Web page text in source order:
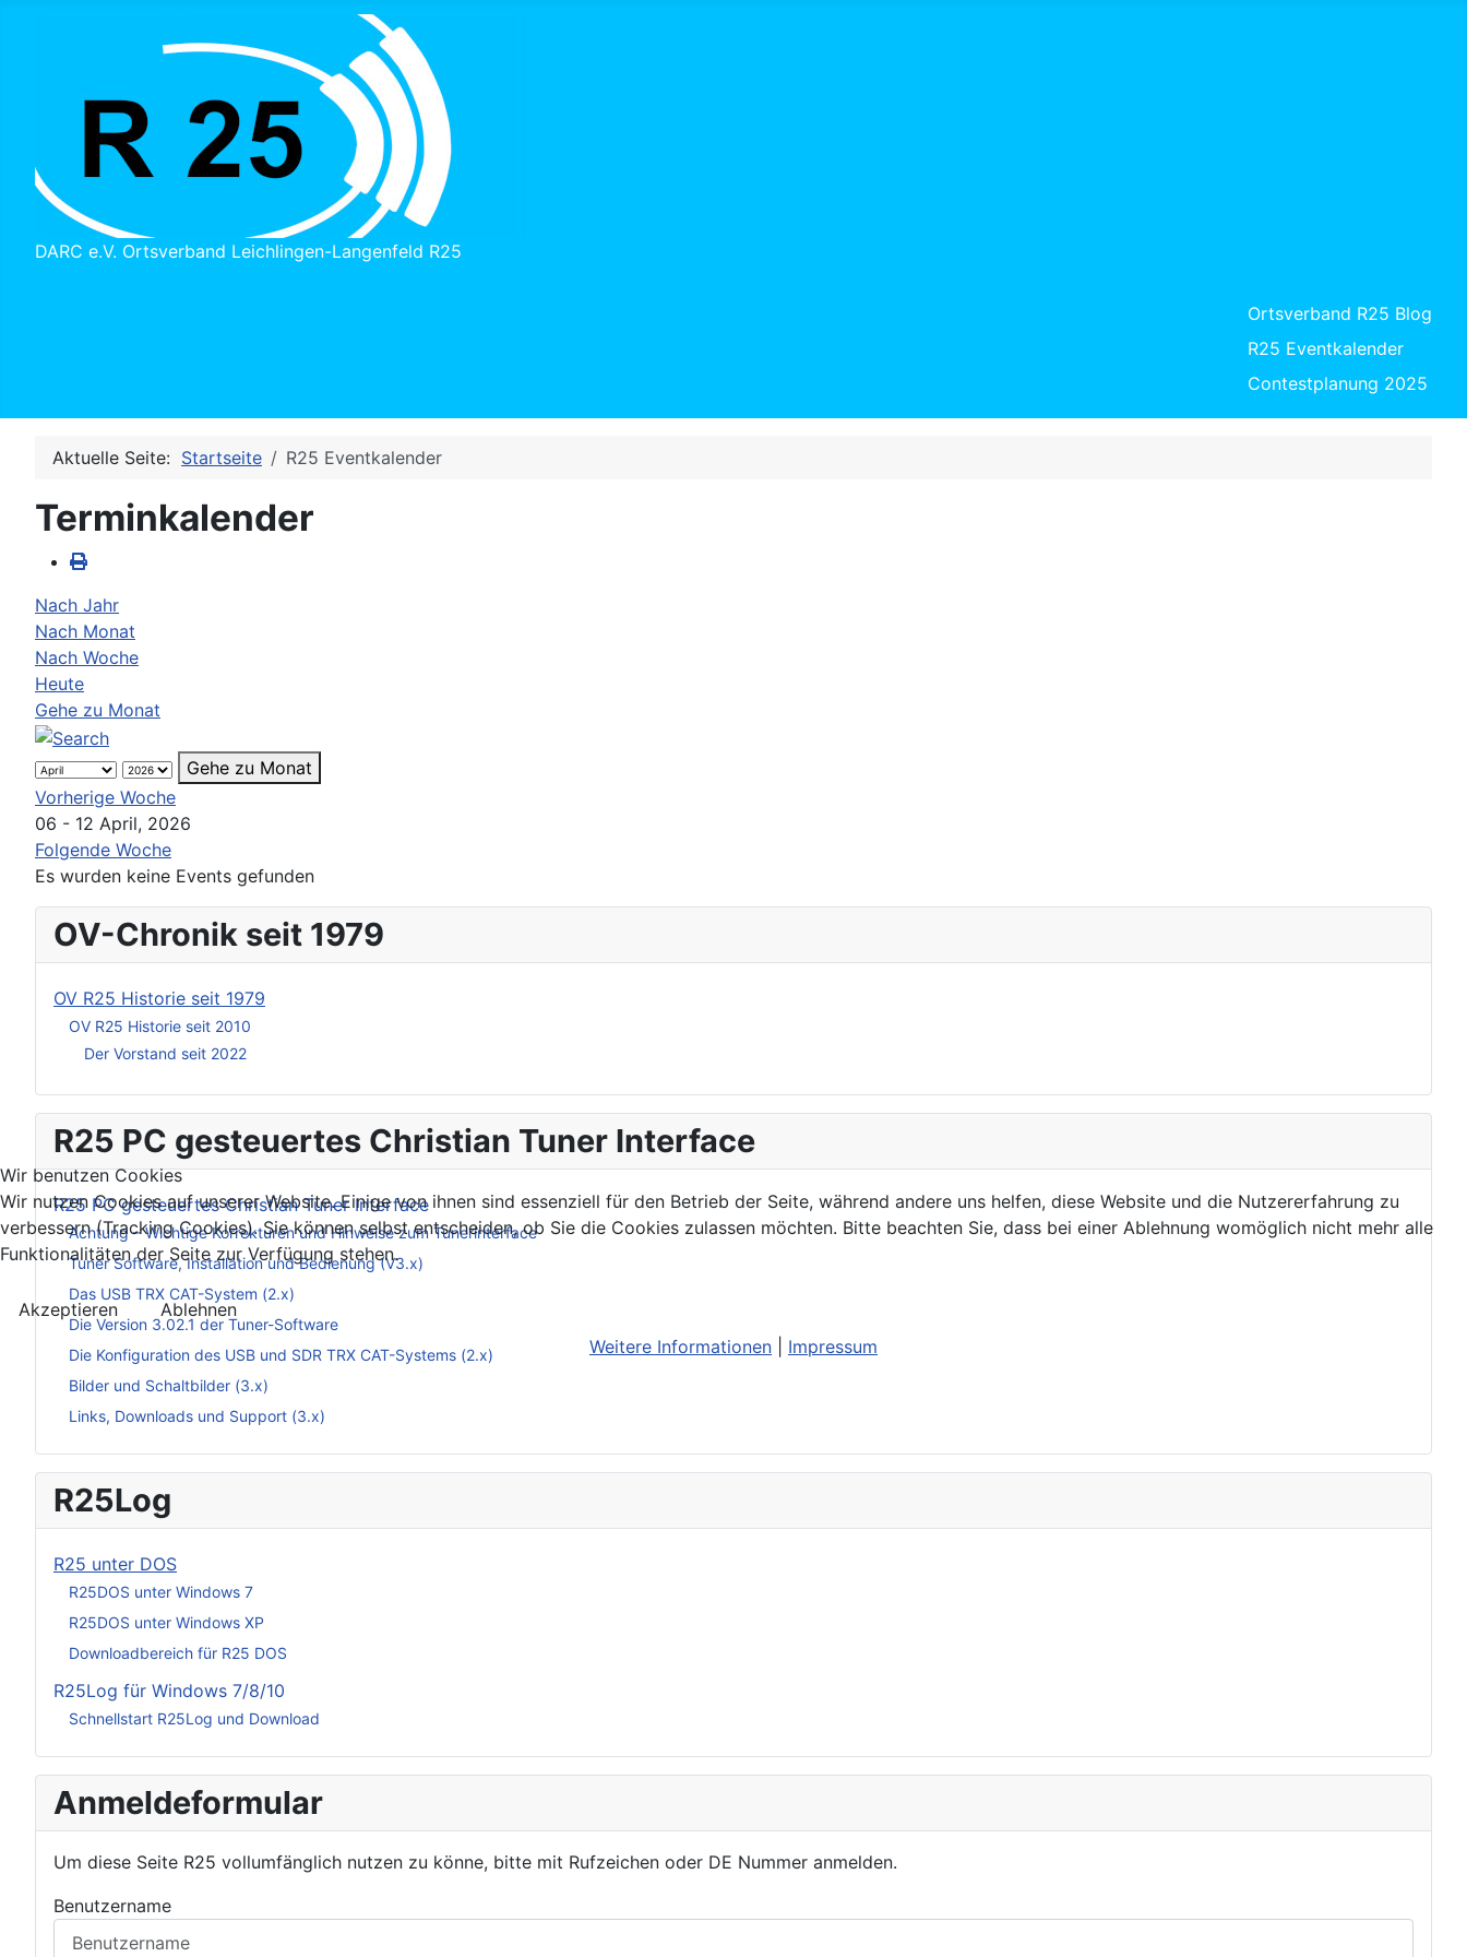
DARC e.V. Ortsverband Leichlingen-Langenfeld R25
Ortsverband R25 Blog
R25 Eventkalender
Contestplanung 2025
OV-Chronik seit 1979
OV R25 Historie seit 1979
OV R25 Historie seit 2010
Der Vorstand seit 2022
R25 PC gesteuertes Christian Tuner Interface
R25 PC gesteuertes Christian Tuner Interface
Achtung – Wichtige Korrekturen und Hinweise zum Tunerinterface
Tuner Software, Installation und Bedienung (V3.x)
Das USB TRX CAT-System (2.x)
Die Version 3.02.1 der Tuner-Software
Die Konfiguration des USB und SDR TRX CAT-Systems (2.x)
Bilder und Schaltbilder (3.x)
Links, Downloads und Support (3.x)
R25Log
R25 unter DOS
R25DOS unter Windows 7
R25DOS unter Windows XP
Downloadbereich für R25 DOS
R25Log für Windows 7/8/10
Schnellstart R25Log und Download
Anmeldeformular
Um diese Seite R25 vollumfänglich nutzen zu könne, bitte mit Rufzeichen oder DE Nummer anmelden.
Benutzername
Aktuelle Seite: Startseite R25 Eventkalender
Terminkalender
Nach Jahr
Nach Monat
Nach Woche
Heute
Gehe zu Monat
Gehe zu Monat
Vorherige Woche
06 - 12 April, 2026
Folgende Woche
Es wurden keine Events gefunden
Wir benutzen Cookies
Wir nutzen Cookies auf unserer Website. Einige von ihnen sind essenziell für den Betrieb der Seite, während andere uns helfen, diese Website und die Nutzererfahrung zu
verbessern (Tracking Cookies). Sie können selbst entscheiden, ob Sie die Cookies zulassen möchten. Bitte beachten Sie, dass bei einer Ablehnung womöglich nicht mehr alle
Funktionalitäten der Seite zur Verfügung stehen.
Akzeptieren
Ablehnen
Weitere Informationen
Impressum